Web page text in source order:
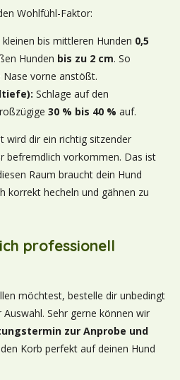
Wohlfühl-Faktor:
kleinen bis mittleren Hunden 0,5
Hunden bis zu 2 cm. So
Nase vorne anstößt.
Schlage auf den
30 % bis 40 % auf.
wird dir ein richtig sitzender
befremdlich vorkommen. Das ist
Raum braucht dein Hund
korrekt hecheln und gähnen zu
professionell
möchtest, bestelle dir unbedingt
Sehr gerne können wir
zur Anprobe und
Korb perfekt auf deinen Hund